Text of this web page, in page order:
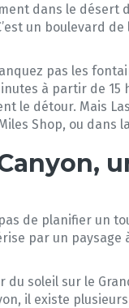
dans le
un boulevard
pas les
à partir de 15
le détour. Mais
Shop, ou dans
de planifier un
par un
du soleil sur le
il existe